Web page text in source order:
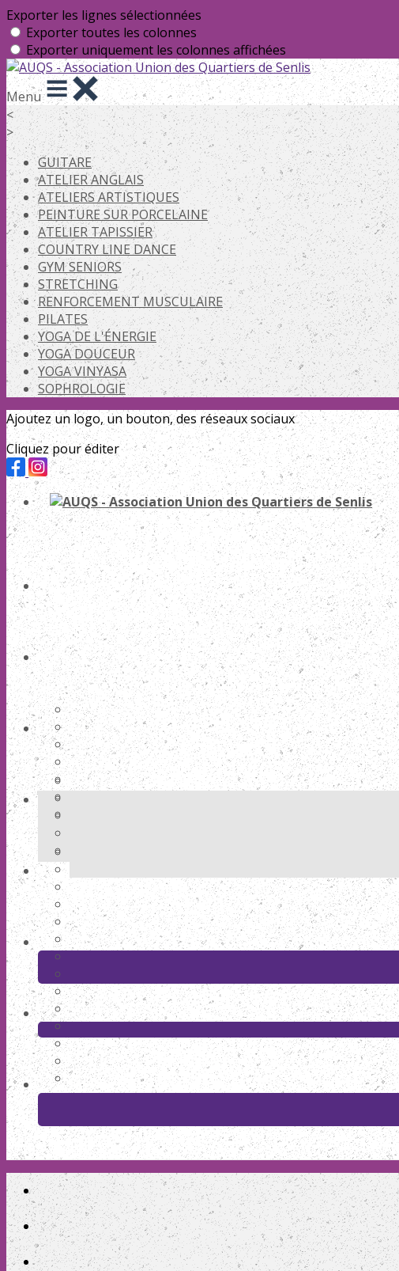
Exporter les lignes sélectionnées
Exporter toutes les colonnes
Exporter uniquement les colonnes affichées
Menu
<
>
GUITARE
ATELIER ANGLAIS
ATELIERS ARTISTIQUES
PEINTURE SUR PORCELAINE
ATELIER TAPISSIER
COUNTRY LINE DANCE
GYM SENIORS
STRETCHING
RENFORCEMENT MUSCULAIRE
PILATES
YOGA DE L'ÉNERGIE
YOGA DOUCEUR
YOGA VINYASA
SOPHROLOGIE
Ajoutez un logo, un bouton, des réseaux sociaux
Cliquez pour éditer